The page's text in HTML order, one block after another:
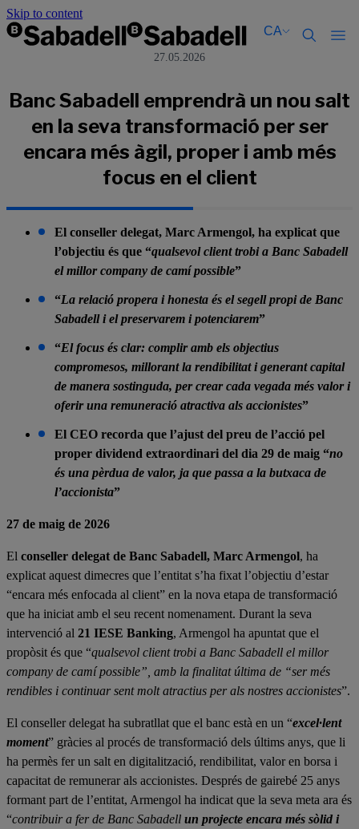
Skip to content
CA
English
Español
English
Español
27.05.2026
Banc Sabadell emprendrà un nou salt
en la seva transformació per ser
encara més àgil, proper i amb més
focus en el client
El conseller delegat, Marc Armengol, ha explicat que
l’objectiu és que “qualsevol client trobi a Banc Sabadell
el millor company de camí possible”
“La relació propera i honesta és el segell propi de Banc
Sabadell i el preservarem i potenciarem”
“El focus és clar: complir amb els objectius
compromesos, millorant la rendibilitat i generant capital
de manera sostinguda, per crear cada vegada més valor i
oferir una remuneració atractiva als accionistes”
El CEO recorda que l’ajust del preu de l’acció pel
proper dividend extraordinari del dia 29 de maig “no
és una pèrdua de valor, ja que passa a la butxaca de
l’accionista”
27 de maig de 2026
El conseller delegat de Banc Sabadell, Marc Armengol, ha
explicat aquest dimecres que l’entitat s’ha fixat l’objectiu d’estar
“encara més enfocada al client” en la nova etapa de transformació
que ha iniciat amb el seu recent nomenament. Durant la seva
intervenció al 21 IESE Banking, Armengol ha apuntat que el
propòsit és que “qualsevol client trobi a Banc Sabadell el millor
company de camí possible”, amb la finalitat última de “ser més
rendibles i continuar sent molt atractius per als nostres accionistes”.
El conseller delegat ha subratllat que el banc està en un “excel·lent
moment” gràcies al procés de transformació dels últims anys, que li
ha permès fer un salt en digitalització, rendibilitat, valor en borsa i
capacitat de remunerar als accionistes. Després de gairebé 25 anys
formant part de l’entitat, Armengol ha indicat que la seva meta ara és
“contribuir a fer de Banc Sabadell un projecte encara més sòlid i